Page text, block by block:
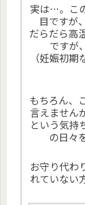
実は…。こ
目ですが
だらだら高
ですが
（妊娠初
もちろん、
言えません
という気持
の日々
お守り代わ
れていない